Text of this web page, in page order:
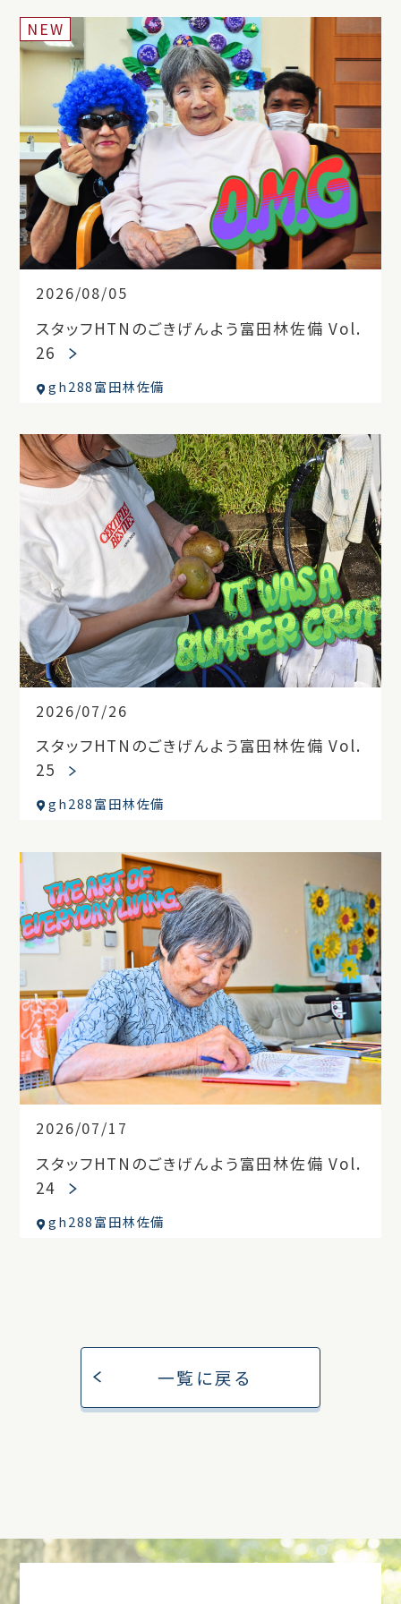
2026/08/05
NEW
スタッフHTNのごきげんよう富田林佐備 Vol.
26
gh288富田林佐備
2026/07/26
スタッフHTNのごきげんよう富田林佐備 Vol.
25
gh288富田林佐備
2026/07/17
スタッフHTNのごきげんよう富田林佐備 Vol.
24
gh288富田林佐備
一覧に戻る